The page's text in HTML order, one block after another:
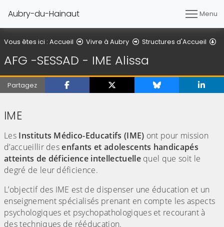
Aubry-du-Hainaut Menu
Vous êtes ici : Accueil Vivre à Aubry Structures d'Accueil
AFG -SESSAD - IME Alissa
Partagez
IME
Les Instituts Médico-Educatifs (IME) ont pour mission
d’accueillir desenfants et adolescents handicapés
atteints de déficience intellectuellequel que soit le
degré de leur déficience.
L’objectif des IME est de dispenser une éducation et un
enseignement spécialisés prenant en compte les aspects
psychologiques et psychopathologiques et recourant à
des techniques de rééducation.